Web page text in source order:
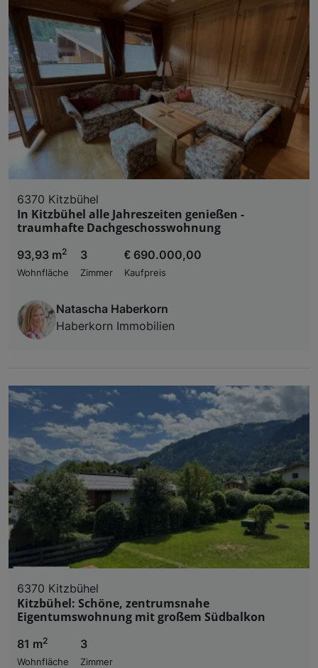
6370 Kitzbühel
In Kitzbühel alle Jahreszeiten genießen -
traumhafte Dachgeschosswohnung
93,93 m2
Wohnfläche
3
Zimmer
€ 690.000,00
Kaufpreis
Natascha Haberkorn
Haberkorn Immobilien
6370 Kitzbühel
Kitzbühel: Schöne, zentrumsnahe
Eigentumswohnung mit großem Südbalkon
81 m2
Wohnfläche
3
Zimmer